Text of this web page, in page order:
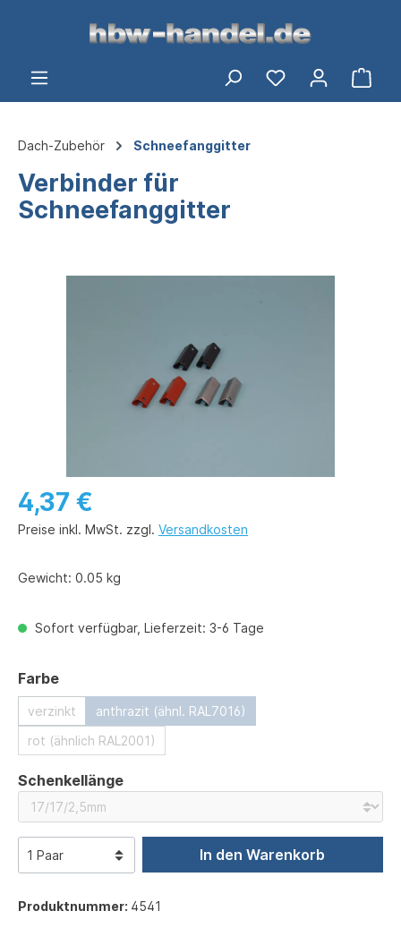
springen
Dach-Zubehör Schneefanggitter
Verbinder für
Schneefanggitter
4,37 €
Preise inkl. MwSt. zzgl. Versandkosten
Gewicht: 0.05 kg
Sofort verfügbar, Lieferzeit: 3-6 Tage
Farbeauswählen
verzinkt
anthrazit (ähnl. RAL7016)
rot (ähnlich RAL2001)
Schenkellängeauswählen
In den Warenkorb
Produktnummer: 4541